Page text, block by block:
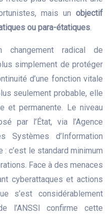
mais un objectif
ou para-étatiques.
changement radical de
simplement de protéger
d’une fonction vitale
seulement probable, elle
et permanente. Le niveau
par l’État, via l’Agence
d’Information
: c’est le standard minimum
Face à des menaces
cyberattaques et actions
s’est considérablement
l’ANSSI confirme cette